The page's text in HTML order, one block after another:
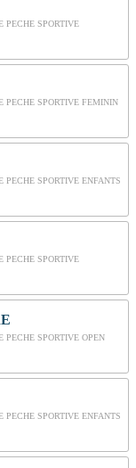
PECHE SPORTIVE
PECHE SPORTIVE FEMININ
PECHE SPORTIVE ENFANTS
PECHE SPORTIVE
PECHE SPORTIVE OPEN
PECHE SPORTIVE ENFANTS